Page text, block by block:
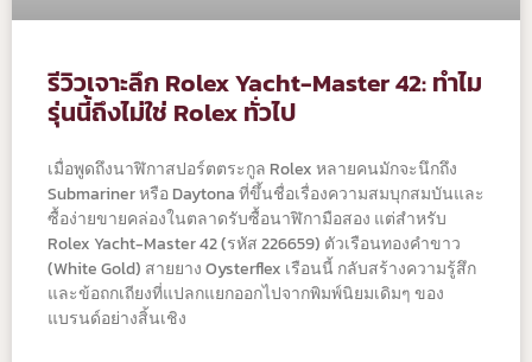
รีวิวเจาะลึก Rolex Yacht-Master 42: ทำไม
รุ่นนี้ถึงไม่ใช่ Rolex ทั่วไป
เมื่อพูดถึงนาฬิกาสปอร์ตตระกูล Rolex หลายคนมักจะนึกถึง
Submariner หรือ Daytona ที่ขึ้นชื่อเรื่องความสมบุกสมบันและ
ซื้อง่ายขายคล่องในตลาดรับซื้อนาฬิกามือสอง แต่สำหรับ
Rolex Yacht-Master 42 (รหัส 226659) ตัวเรือนทองคำขาว
(White Gold) สายยาง Oysterflex เรือนนี้ กลับสร้างความรู้สึก
และข้อถกเถียงที่แปลกแยกออกไปจากพิมพ์นิยมเดิมๆ ของ
แบรนด์อย่างสิ้นเชิง